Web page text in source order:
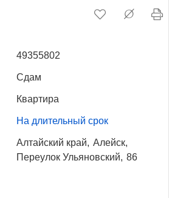
49355802
Сдам
Квартира
На длительный срок
Алтайский край, Алейск,
Переулок Ульяновский, 86